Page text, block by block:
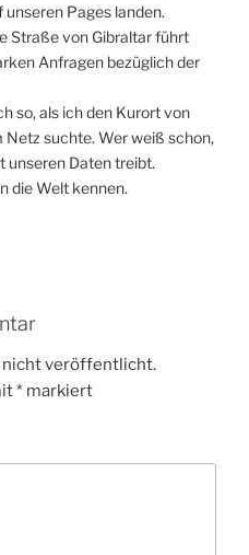
Pages landen.
Straße von Gibraltar führt
Anfragen bezüglich der
so, als ich den Kurort von
Netz suchte. Wer weiß schon,
unseren Daten treibt.
die Welt kennen.
nicht veröffentlicht.
* markiert